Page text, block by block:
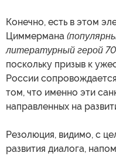
Конечно, есть в этом
Циммермана
литературный герой
поскольку призыв к
России
том, что именно эти
направленных на
Резолюция, видимо, с
развития диалога,